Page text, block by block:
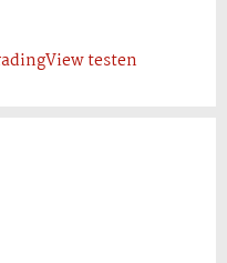
testen